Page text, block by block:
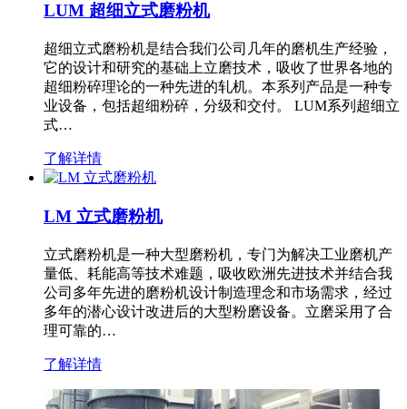
LUM 超细立式磨粉机
超细立式磨粉机是结合我们公司几年的磨机生产经验，
它的设计和研究的基础上立磨技术，吸收了世界各地的
超细粉碎理论的一种先进的轧机。本系列产品是一种专
业设备，包括超细粉碎，分级和交付。 LUM系列超细立
式…
了解详情
LM 立式磨粉机
立式磨粉机是一种大型磨粉机，专门为解决工业磨机产
量低、耗能高等技术难题，吸收欧洲先进技术并结合我
公司多年先进的磨粉机设计制造理念和市场需求，经过
多年的潜心设计改进后的大型粉磨设备。立磨采用了合
理可靠的…
了解详情